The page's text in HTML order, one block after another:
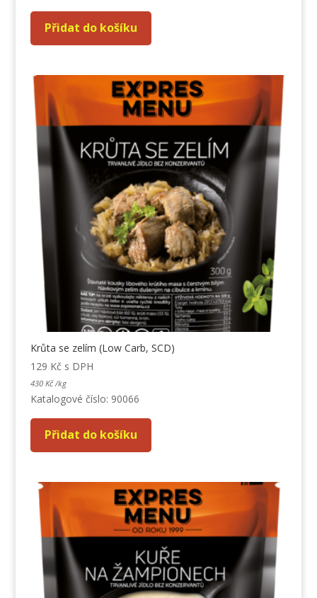
Přidat do košíku
Krůta se zelím (Low Carb, SCD)
129 Kč s DPH
430 Kč /kg
Katalogové číslo: 90066
Přidat do košíku